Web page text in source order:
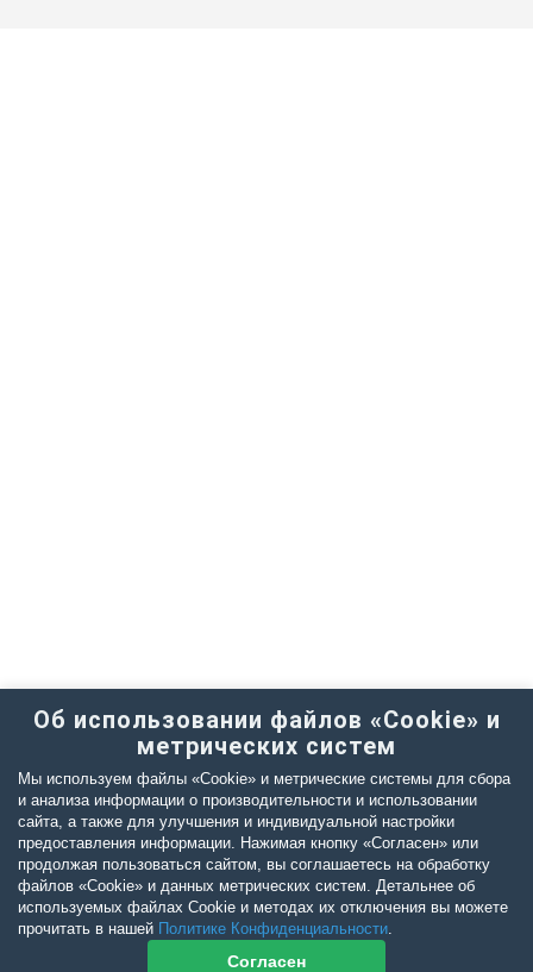
Об использовании файлов «Cookie» и
метрических систем
Мы используем файлы «Cookie» и метрические системы для сбора
и анализа информации о производительности и использовании
сайта, а также для улучшения и индивидуальной настройки
предоставления информации. Нажимая кнопку «Согласен» или
продолжая пользоваться сайтом, вы соглашаетесь на обработку
файлов «Cookie» и данных метрических систем. Детальнее об
используемых файлах Cookie и методах их отключения вы можете
прочитать в нашей Политике Конфиденциальности.
Согласен